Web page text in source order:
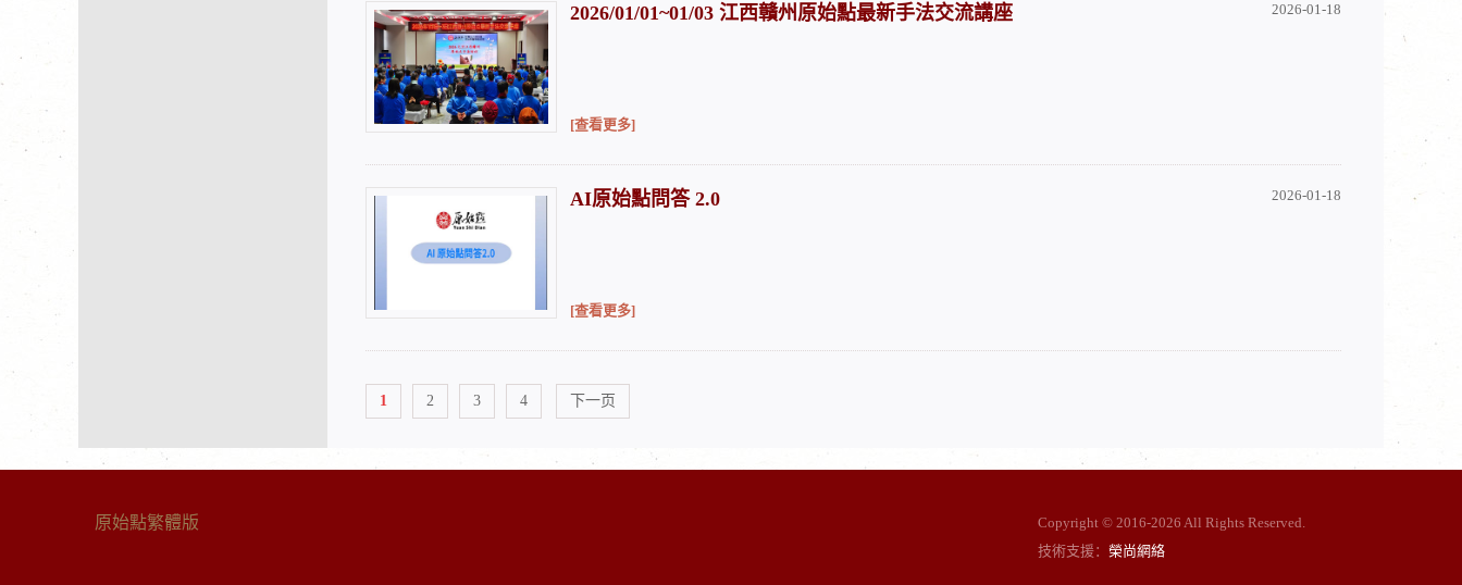
2026/01/01~01/03 江西贛州原始點最新手法交流講座 2026-01-18
[查看更多]
AI原始點問答 2.0 2026-01-18
[查看更多]
1 2 3 4 下一页
原始點繁體版 Copyright © 2016-2026 All Rights Reserved.
技術支援： 榮尚網絡